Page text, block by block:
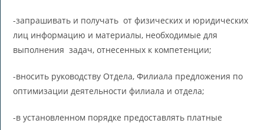
-запрашивать и получать от физических и юридических
лиц информацию и материалы, необходимые для
выполнения задач, отнесенных к компетенции;
-вносить руководству Отдела, Филиала предложения по
оптимизации деятельности филиала и отдела;
-в установленном порядке предоставлять платные